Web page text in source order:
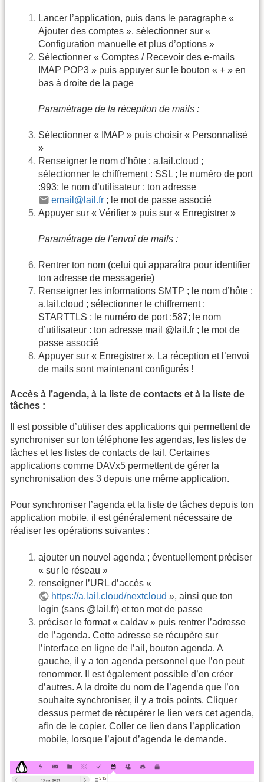
Lancer l’application, puis dans le paragraphe «
Ajouter des comptes », sélectionner sur «
Configuration manuelle et plus d’options »
Sélectionner « Comptes / Recevoir des e-mails
IMAP POP3 » puis appuyer sur le bouton « + » en
bas à droite de la page
Paramétrage de la réception de mails :
Sélectionner « IMAP » puis choisir « Personnalisé
»
Renseigner le nom d’hôte : a.lail.cloud ;
sélectionner le chiffrement : SSL ; le numéro de port
:993; le nom d’utilisateur : ton adresse
email@lail.fr ; le mot de passe associé
Appuyer sur « Vérifier » puis sur « Enregistrer »
Paramétrage de l’envoi de mails :
Rentrer ton nom (celui qui apparaîtra pour identifier
ton adresse de messagerie)
Renseigner les informations SMTP ; le nom d’hôte :
a.lail.cloud ; sélectionner le chiffrement :
STARTTLS ; le numéro de port :587; le nom
d’utilisateur : ton adresse mail @lail.fr ; le mot de
passe associé
Appuyer sur « Enregistrer ». La réception et l’envoi
de mails sont maintenant configurés !
Accès à l’agenda, à la liste de contacts et à la liste de
tâches :
Il est possible d’utiliser des applications qui permettent de
synchroniser sur ton téléphone les agendas, les listes de
tâches et les listes de contacts de lail. Certaines
applications comme DAVx5 permettent de gérer la
synchronisation des 3 depuis une même application.
Pour synchroniser l’agenda et la liste de tâches depuis ton
application mobile, il est généralement nécessaire de
réaliser les opérations suivantes :
ajouter un nouvel agenda ; éventuellement préciser
« sur le réseau »
renseigner l’URL d’accès «
https://a.lail.cloud/nextcloud », ainsi que ton
login (sans @lail.fr) et ton mot de passe
préciser le format « caldav » puis rentrer l’adresse
de l’agenda. Cette adresse se récupère sur
l’interface en ligne de l’ail, bouton agenda. A
gauche, il y a ton agenda personnel que l’on peut
renommer. Il est également possible d’en créer
d’autres. A la droite du nom de l’agenda que l’on
souhaite synchroniser, il y a trois points. Cliquer
dessus permet de récupérer le lien vers cet agenda,
afin de le copier. Coller ce lien dans l’application
mobile, lorsque l’ajout d’agenda le demande.